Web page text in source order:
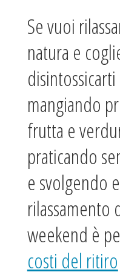
Se vuoi
natura e
mangiando
frutta e
praticando
e svolgendo
rilassamento
weekend è
costi del ritiro